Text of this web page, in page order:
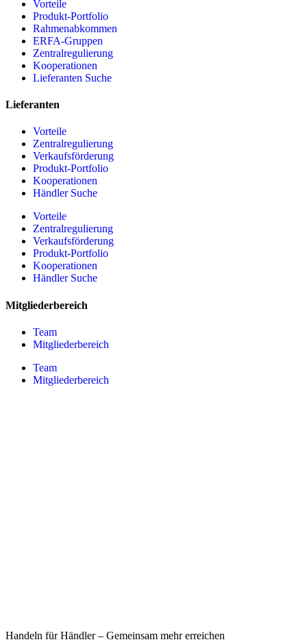
Vorteile
Produkt-Portfolio
Rahmenabkommen
ERFA-Gruppen
Zentralregulierung
Kooperationen
Lieferanten Suche
Lieferanten
Vorteile
Zentralregulierung
Verkaufsförderung
Produkt-Portfolio
Kooperationen
Händler Suche
Vorteile
Zentralregulierung
Verkaufsförderung
Produkt-Portfolio
Kooperationen
Händler Suche
Mitgliederbereich
Team
Mitgliederbereich
Team
Mitgliederbereich
Handeln für Händler – Gemeinsam mehr erreichen